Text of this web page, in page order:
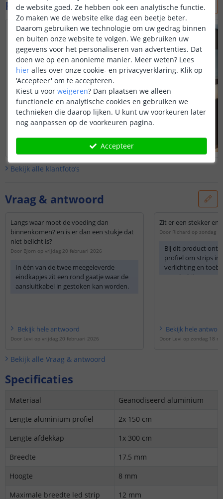
Foto's van klanten
Bekijk alle klantfoto’s
Vraag & antwoord
Langs waar moet de voeding dan
binnenkomen? en is er dan een stukje dat
niet belicht is?
Door Bjorn op vrijdag 20 februari 2026
In één van de twee meegeleverde
eindkapjes zit een rond gaatje waar de
aansluitkabel in gestoken kan worden.
Bekijk hele antwoord
Door Levi op vrijdag 20 februari 2026
Zit er een stekker en
Door Richard op zondag
Bij dit product
profiel om strips in
verlichting en
terecht bij onze
Bekijk hele
Door Levi op zondag 18
Bekijk alle Vraag & antwoord
Specificaties
Materiaal
Geanodiseerd aluminium
Lengte aluminium profiel
2x 150 cm
Lengte afdekkap
1x 300 cm
Breedte
17,5 mm
Hoogte
8 mm
Maximale breedte led strip
12 mm
de website goed. Ze hebben ook een analytische functie.
Zo maken we de website elke dag een beetje beter.
Daarom gebruiken we technologie om uw gedrag binnen
en buiten onze website te volgen. We gebruiken uw
gegevens voor het personaliseren van advertenties. Dat
doen we op een anonieme manier. Meer weten? Lees
hier alles over onze cookie- en privacyverklaring. Klik op
'Accepteer' om te accepteren.
Kiest u voor weigeren? Dan plaatsen we alleen
functionele en analytische cookies en gebruiken we
technieken die daarop lijken. U kunt uw voorkeuren later
nog aanpassen op de voorkeuren pagina.
Accepteer